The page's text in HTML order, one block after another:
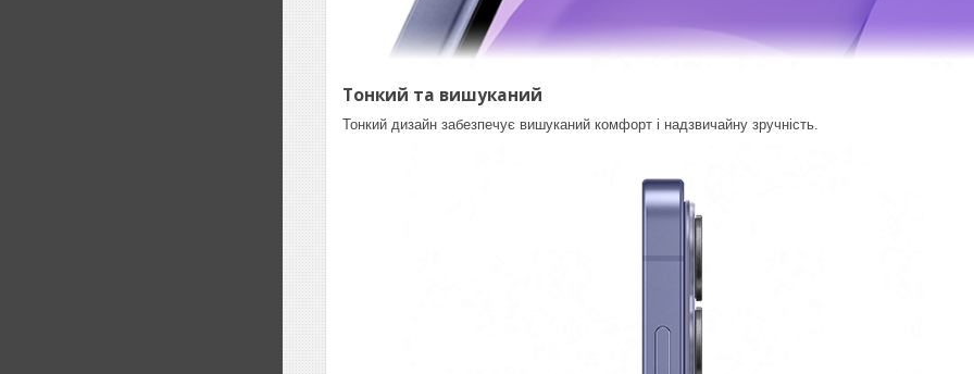
Тонкий та вишуканий
Тонкий дизайн забезпечує вишуканий комфорт і надзвичайну зручність.